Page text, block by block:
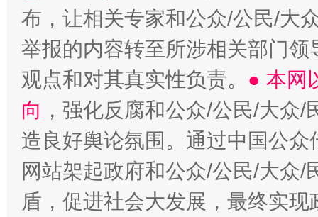
布，让相关专家和公众/公民/大
举报的内容转至所涉相关部门
观点和对其真实性负责。 ● 本网
向 ，强化反腐和公众/公民/大众
造良好舆论氛围。通过中国公
网站架起政府和公众/公民/大众
盾，促进社会大发展，最终实